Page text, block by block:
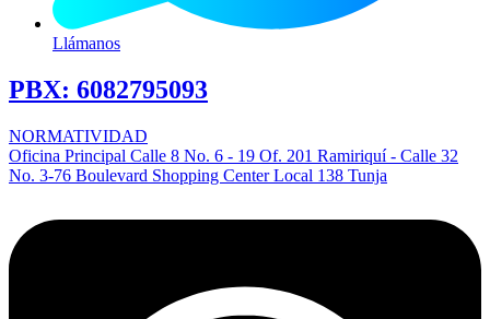
Llámanos
PBX: 6082795093
NORMATIVIDAD
Oficina Principal Calle 8 No. 6 - 19 Of. 201 Ramiriquí - Calle 32
No. 3-76 Boulevard Shopping Center Local 138 Tunja